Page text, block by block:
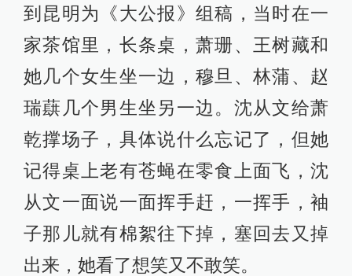
到昆明为《大公报》组稿，当时在一
家茶馆里，长条桌，萧珊、王树藏和
她几个女生坐一边，穆旦、林蒲、赵
瑞蕻几个男生坐另一边。沈从文给萧
乾撑场子，具体说什么忘记了，但她
记得桌上老有苍蝇在零食上面飞，沈
从文一面说一面挥手赶，一挥手，袖
子那儿就有棉絮往下掉，塞回去又掉
出来，她看了想笑又不敢笑。